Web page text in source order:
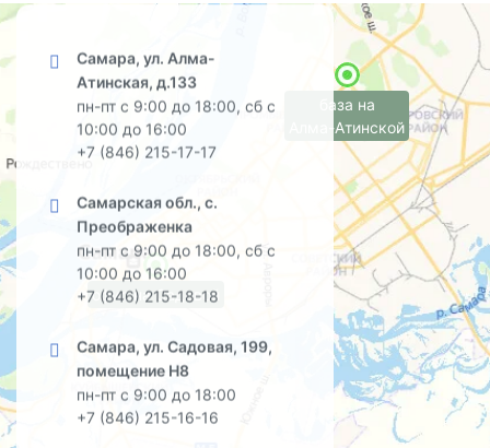
Самара, ул. Алма-
Атинская, д.133
пн-пт с 9:00 до 18:00, сб с
10:00 до 16:00
+7 (846) 215-17-17
Самарская обл., с.
Преображенка
пн-пт с 9:00 до 18:00, сб с
10:00 до 16:00
+7 (846) 215-18-18
Самара, ул. Садовая, 199,
помещение Н8
пн-пт с 9:00 до 18:00
+7 (846) 215-16-16
офис на Садовой
база на
Алма-Атинской